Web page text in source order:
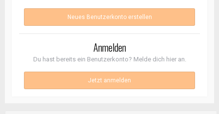
Neues Benutzerkonto erstellen
Anmelden
Du hast bereits ein Benutzerkonto? Melde dich hier an.
Jetzt anmelden